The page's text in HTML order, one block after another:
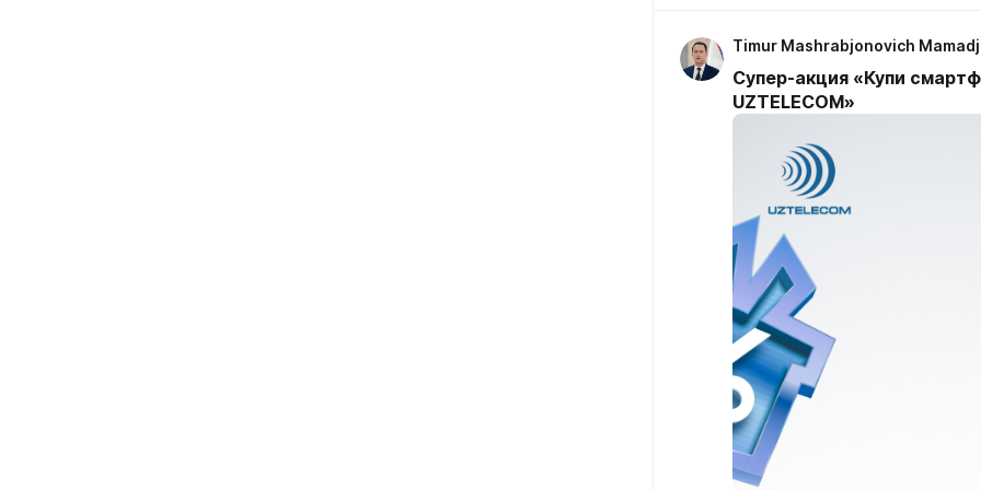
Timur Mashrabjonovich
Супер-акция «Купи
UZTELECOM»